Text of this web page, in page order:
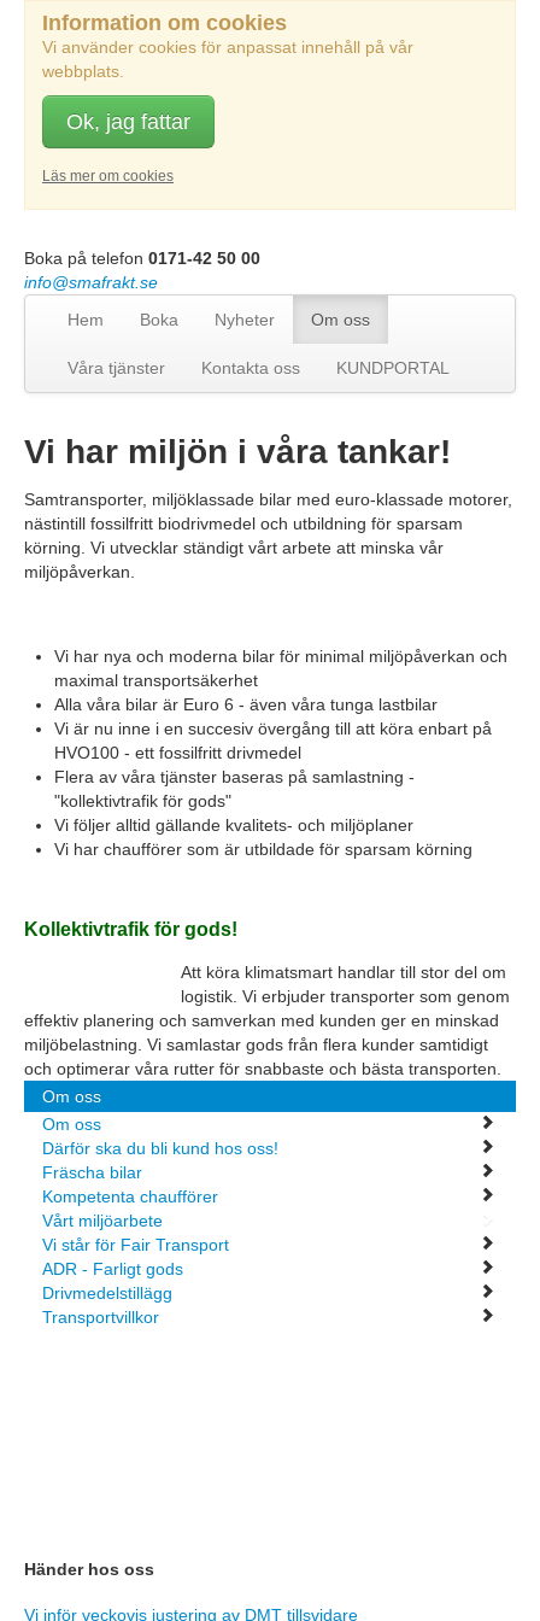
Information om cookies
Vi använder cookies för anpassat innehåll på vår
webbplats.
Ok, jag fattar
Läs mer om cookies
Boka på telefon 0171-42 50 00
info@smafrakt.se
Hem
Boka Nyheter Om oss
Våra tjänster Kontakta oss KUNDPORTAL
Vi har miljön i våra tankar!
Samtransporter, miljöklassade bilar med euro-klassade motorer,
nästintill fossilfritt biodrivmedel och utbildning för sparsam
körning. Vi utvecklar ständigt vårt arbete att minska vår
miljöpåverkan.
Vi har nya och moderna bilar för minimal miljöpåverkan och
maximal transportsäkerhet
Alla våra bilar är Euro 6 - även våra tunga lastbilar
Vi är nu inne i en succesiv övergång till att köra enbart på
HVO100 - ett fossilfritt drivmedel
Flera av våra tjänster baseras på samlastning -
"kollektivtrafik för gods"
Vi följer alltid gällande kvalitets- och miljöplaner
Vi har chaufförer som är utbildade för sparsam körning
Kollektivtrafik för gods!
Att köra klimatsmart handlar till stor del om
logistik. Vi erbjuder transporter som genom
effektiv planering och samverkan med kunden ger en minskad
miljöbelastning. Vi samlastar gods från flera kunder samtidigt
och optimerar våra rutter för snabbaste och bästa transporten.
Om oss
Om oss
Därför ska du bli kund hos oss!
Fräscha bilar
Kompetenta chaufförer
Vårt miljöarbete
Vi står för Fair Transport
ADR - Farligt gods
Drivmedelstillägg
Transportvillkor
Händer hos oss
Vi inför veckovis justering av DMT tillsvidare